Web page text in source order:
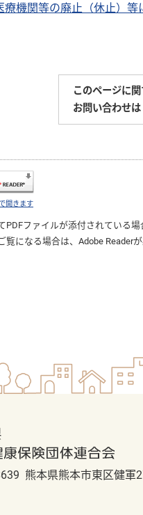
療機関等の廃止（休止）
このページに関
お問い合わせは
開きます
PDFファイルが添付されている場
覧になる場合は、 Adobe Reader
熊本県熊本市東区健軍